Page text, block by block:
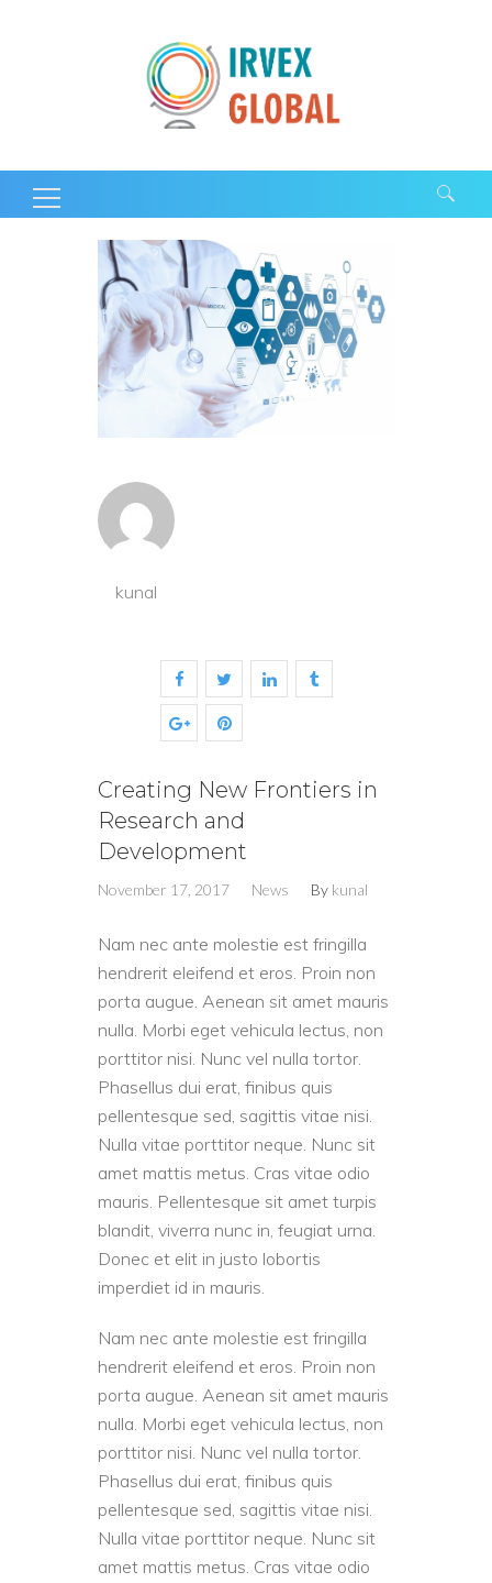
Search for:
kunal
Creating New Frontiers in
Research and
Development
November 17, 2017 News By kunal
Nam nec ante molestie est fringilla
hendrerit eleifend et eros. Proin non
porta augue. Aenean sit amet mauris
nulla. Morbi eget vehicula lectus, non
porttitor nisi. Nunc vel nulla tortor.
Phasellus dui erat, finibus quis
pellentesque sed, sagittis vitae nisi.
Nulla vitae porttitor neque. Nunc sit
amet mattis metus. Cras vitae odio
mauris. Pellentesque sit amet turpis
blandit, viverra nunc in, feugiat urna.
Donec et elit in justo lobortis
imperdiet id in mauris.
Nam nec ante molestie est fringilla
hendrerit eleifend et eros. Proin non
porta augue. Aenean sit amet mauris
nulla. Morbi eget vehicula lectus, non
porttitor nisi. Nunc vel nulla tortor.
Phasellus dui erat, finibus quis
pellentesque sed, sagittis vitae nisi.
Nulla vitae porttitor neque. Nunc sit
amet mattis metus. Cras vitae odio